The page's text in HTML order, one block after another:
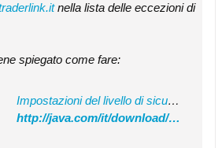
nella lista delle eccezioni di
spiegato come fare:
Impostazioni del livello di sicurezza nel Pannello di controllo Java
http://java.com/it/download/help/jcp_security.xml